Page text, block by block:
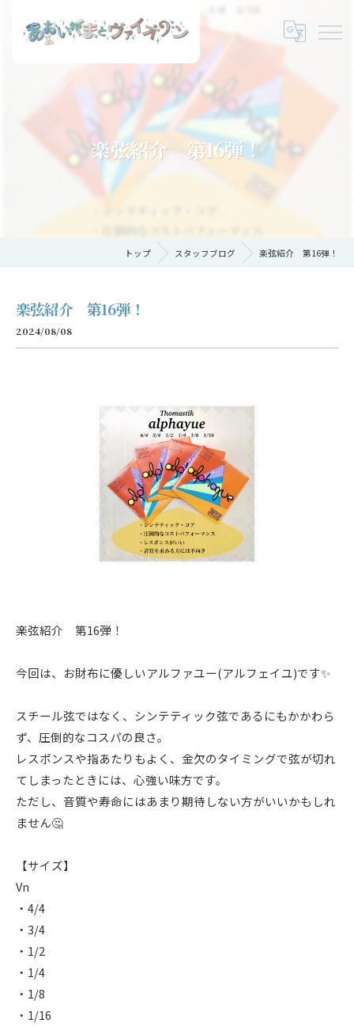
楽弦紹介 第16弾！
トップ スタッフブログ 楽弦紹介 第16弾！
楽弦紹介 第16弾！
2024/08/08
楽弦紹介 第16弾！
今回は、お財布に優しいアルファユー(アルフェイユ)です✨
スチール弦ではなく、シンテティック弦であるにもかかわら
ず、圧倒的なコスパの良さ。
レスポンスや指あたりもよく、金欠のタイミングで弦が切れ
てしまったときには、心強い味方です。
ただし、音質や寿命にはあまり期待しない方がいいかもしれ
ません🤔
【サイズ】
Vn
・4/4
・3/4
・1/2
・1/4
・1/8
・1/16